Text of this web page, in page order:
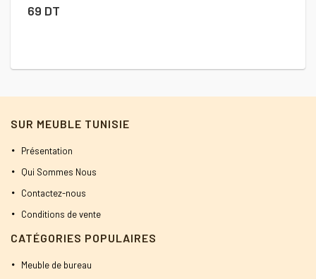
69 DT
SUR MEUBLE TUNISIE
Présentation
Qui Sommes Nous
Contactez-nous
Conditions de vente
CATÉGORIES POPULAIRES
Meuble de bureau